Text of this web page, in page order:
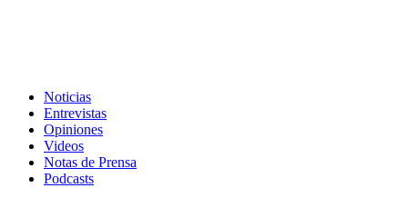
Noticias
Entrevistas
Opiniones
Videos
Notas de Prensa
Podcasts